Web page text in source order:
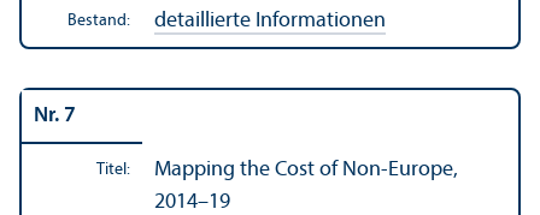
Bestand: detaillierte Informationen
Nr. 7
Titel:
Mapping the Cost of Non-Europe,
2014–19